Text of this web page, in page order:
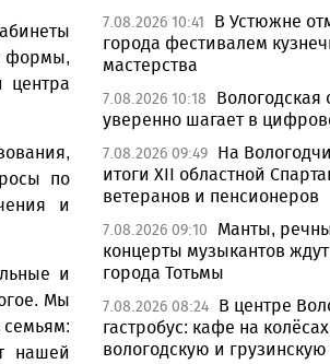
формы,
центра
по
и
и
Мы
нашей
7.08.2026 10:41
В Устюжне
города фестивалем
мастерства
7.08.2026 10:18
Вологодская
уверенно шагает в
7.08.2026 09:49 На
итоги XII областной
ветеранов и пенсионеров
7.08.2026 09:10
Манты,
концерты музыкантов
города Тотьмы
7.08.2026 08:24 В центре
гастробус: кафе на
вологодскую и